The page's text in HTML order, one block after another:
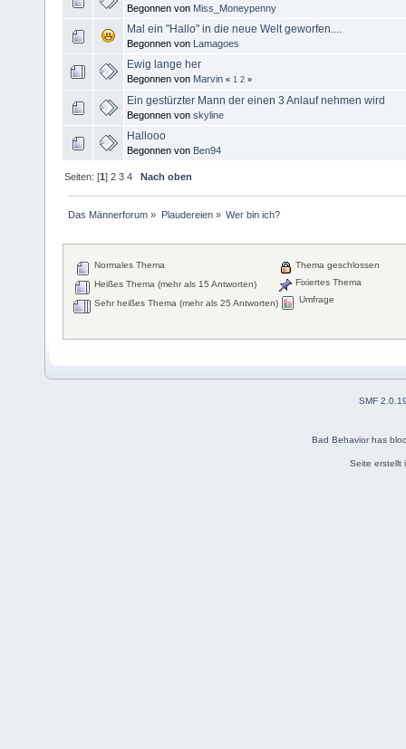
Begonnen von Miss_Moneypenny
Mal ein "Hallo" in die neue Welt geworfen....
Begonnen von Lamagoes
Ewig lange her
Begonnen von Marvin « 1 2 »
Ein gestürzter Mann der einen 3 Anlauf nehmen wird
Begonnen von skyline
Hallooo
Begonnen von Ben94
Seiten: [1]2 3 4 Nach oben
Das Männerforum » Plaudereien» Wer bin ich?
Normales Thema
Heißes Thema (mehr als 15 Antworten)
Sehr heißes Thema (mehr als 25 Antworten)
Thema geschlossen
Fixiertes Thema
Umfrage
SMF
Bad Behaviorhas
Seite erstellt